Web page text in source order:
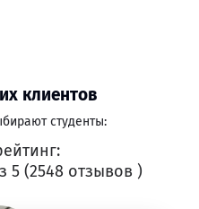
клиентов
студенты:
5 (2548 отзывов )